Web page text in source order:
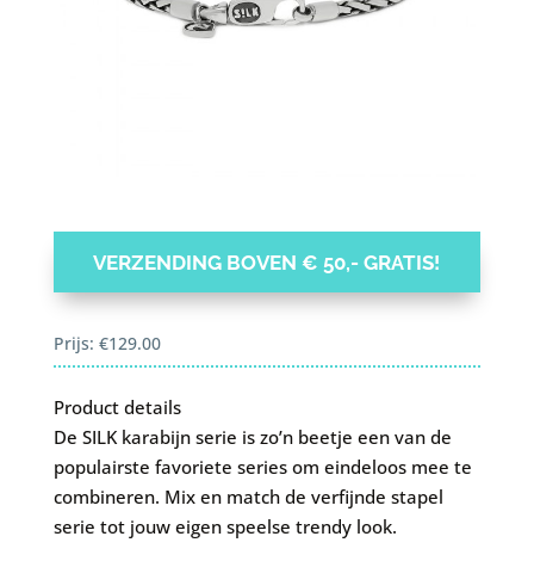
VERZENDING BOVEN € 50,- GRATIS!
Prijs: €129.00
Product details
De SILK karabijn serie is zo’n beetje een van de
populairste favoriete series om eindeloos mee te
combineren. Mix en match de verfijnde stapel
serie tot jouw eigen speelse trendy look.